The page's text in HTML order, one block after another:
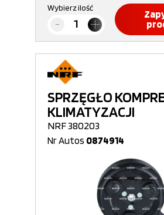
Wybierz ilość
SPRZĘGŁO
KLIMATYZACJI
NRF 380203
Nr Autos 0874914